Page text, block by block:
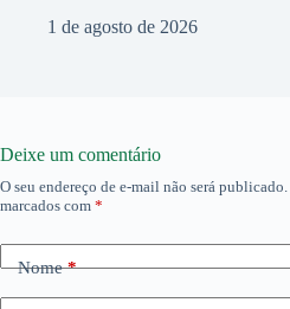
1 de agosto de 2026
Deixe um comentário
O seu endereço de e-mail não será publicado.
marcados com *
Nome*